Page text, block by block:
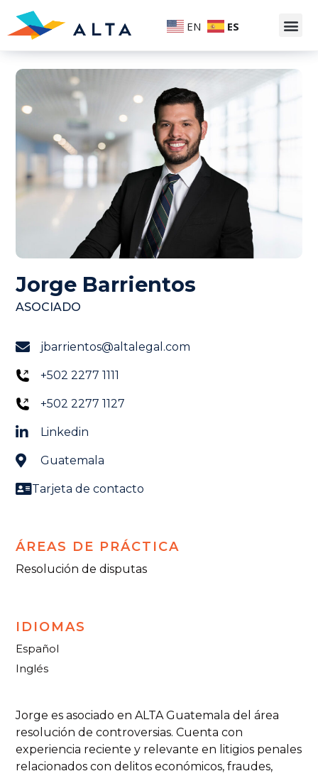
EN ES
Jorge Barrientos
ASOCIADO
jbarrientos@altalegal.com
+502 2277 1111
+502 2277 1127
Linkedin
Guatemala
Tarjeta de contacto
ÁREAS DE PRÁCTICA
Resolución de disputas
IDIOMAS
Español
Inglés
Jorge es asociado en ALTA Guatemala del área
resolución de controversias. Cuenta con
experiencia reciente y relevante en litigios penales
relacionados con delitos económicos, fraudes,